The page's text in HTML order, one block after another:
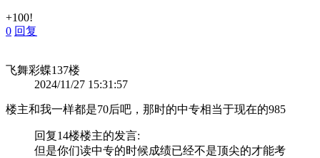
+100!
0 回复
飞舞彩蝶137楼
2024/11/27 15:31:57
楼主和我一样都是70后吧，那时的中专相当于现在的985
回复14楼楼主的发言:
但是你们读中专的时候成绩已经不是顶尖的才能考